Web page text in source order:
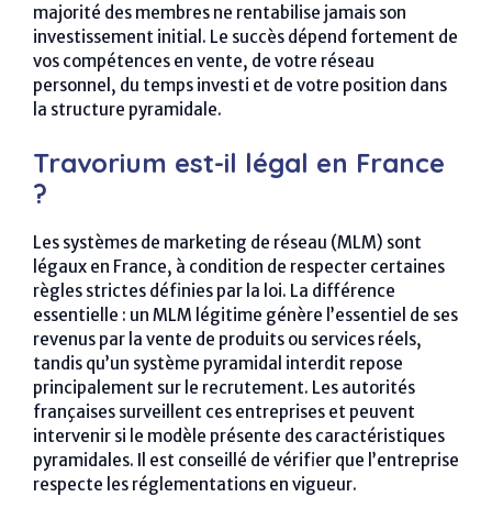
majorité des membres ne rentabilise jamais son
investissement initial. Le succès dépend fortement de
vos compétences en vente, de votre réseau
personnel, du temps investi et de votre position dans
la structure pyramidale.
Travorium est-il légal en France
?
Les systèmes de marketing de réseau (MLM) sont
légaux en France, à condition de respecter certaines
règles strictes définies par la loi. La différence
essentielle : un MLM légitime génère l’essentiel de ses
revenus par la vente de produits ou services réels,
tandis qu’un système pyramidal interdit repose
principalement sur le recrutement. Les autorités
françaises surveillent ces entreprises et peuvent
intervenir si le modèle présente des caractéristiques
pyramidales. Il est conseillé de vérifier que l’entreprise
respecte les réglementations en vigueur.